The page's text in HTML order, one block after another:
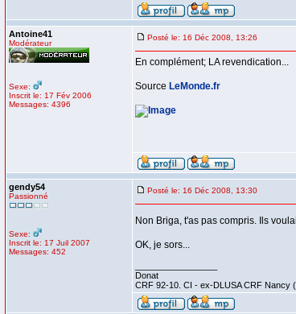
Antoine41
Modérateur
Sexe:
Inscrit le: 17 Fév 2006
Messages: 4396
Posté le: 16 Déc 2008, 13:26
En complément; LA revendication...
Source LeMonde.fr
gendy54
Passionné
Sexe:
Inscrit le: 17 Juil 2007
Messages: 452
Posté le: 16 Déc 2008, 13:30
Non Briga, t'as pas compris. Ils
OK, je sors...
Donat
CRF 92-10. CI - ex-DLUSA CRF Nancy